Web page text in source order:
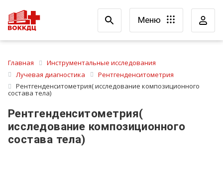
Меню
Главная
Инструментальные исследования
Лучевая диагностика
Рентгенденситометрия
Рентгенденситометрия( исследование композиционного
состава тела)
Рентгенденситометрия(
исследование композиционного
состава тела)